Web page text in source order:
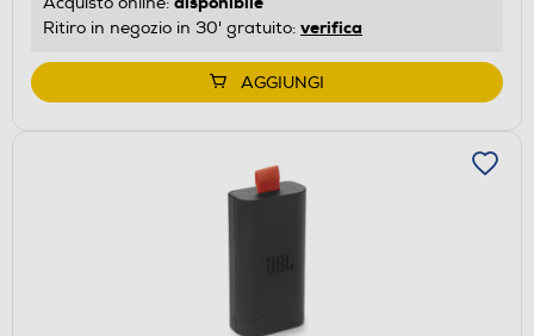
Ritiro in negozio in 30' gratuito: verifica
AGGIUNGI